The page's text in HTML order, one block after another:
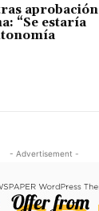
aprobación
“Se estaría
- Advertisement -